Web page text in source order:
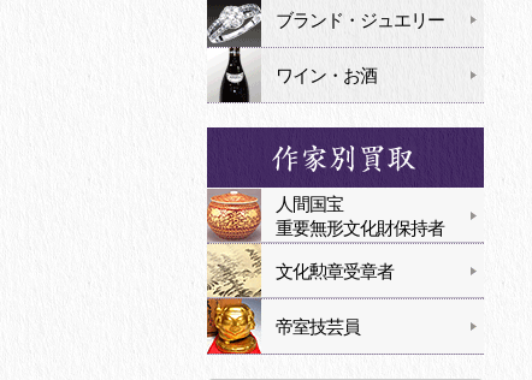
ブランド・ジュエリー
ワイン・お酒
人間国宝
重要無形文化財保持者
文化勲章受章者
帝室技芸員